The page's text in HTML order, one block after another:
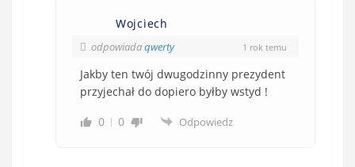
Wojciech
odpowiadaqwerty 1 rok temu
Jakby ten twój dwugodzinny prezydent
przyjechał do dopiero byłby wstyd !
0
0 Odpowiedz